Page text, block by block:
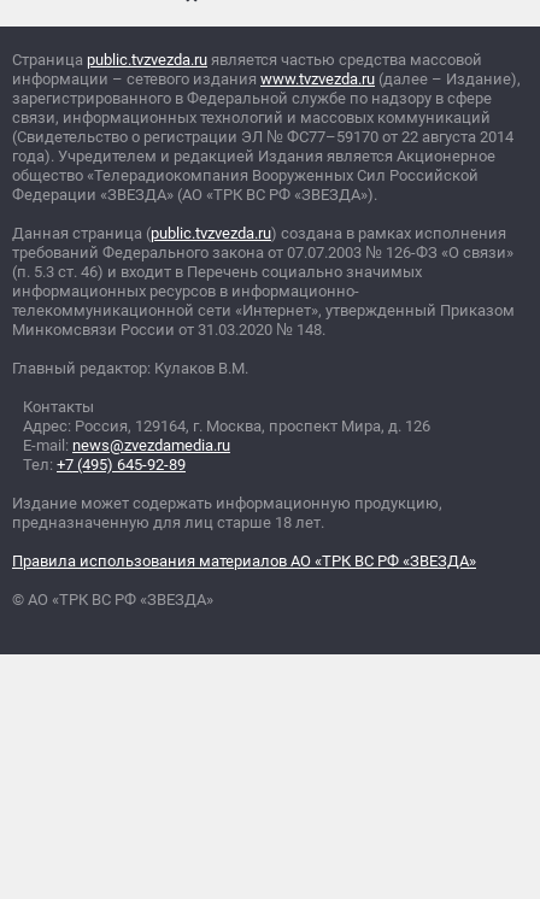
Страница public.tvzvezda.ru является частью средства массовой
информации – сетевого издания www.tvzvezda.ru (далее – Издание),
зарегистрированного в Федеральной службе по надзору в сфере
связи, информационных технологий и массовых коммуникаций
(Свидетельство о регистрации ЭЛ № ФС77–59170 от 22 августа 2014
года). Учредителем и редакцией Издания является Акционерное
общество «Телерадиокомпания Вооруженных Сил Российской
Федерации «ЗВЕЗДА» (АО «ТРК ВС РФ «ЗВЕЗДА»).
Данная страница (public.tvzvezda.ru) создана в рамках исполнения
требований Федерального закона от 07.07.2003 № 126-ФЗ «О связи»
(п. 5.3 ст. 46) и входит в Перечень социально значимых
информационных ресурсов в информационно-
телекоммуникационной сети «Интернет», утвержденный Приказом
Минкомсвязи России от 31.03.2020 № 148.
Главный редактор: Кулаков В.М.
Контакты
Адрес: Россия, 129164, г. Москва, проспект Мира, д. 126
E-mail: news@zvezdamedia.ru
Тел: +7 (495) 645-92-89
Издание может содержать информационную продукцию,
предназначенную для лиц старше 18 лет.
Правила использования материалов АО «ТРК ВС РФ «ЗВЕЗДА»
© АО «ТРК ВС РФ «ЗВЕЗДА»